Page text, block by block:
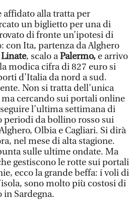
affidato alla tratta per
un biglietto per una di
di fronte un’ipotesi di
con Ita, partenza da Alghero
, scalo aPalermo, e arrivo
modica cifra di 827 euro si
d’Italia da nord a sud.
Non si tratta dell’unica
cercando sui portali online
l’ultima settimana di
periodi da bollino rosso sui
Olbia e Cagliari. Si dirà
nel mese di alta stagione.
sulle ultime ondate. Ma
gestiscono le rotte sui portali
ecco la grande beffa: i voli di
sono molto più costosi di
Sardegna.